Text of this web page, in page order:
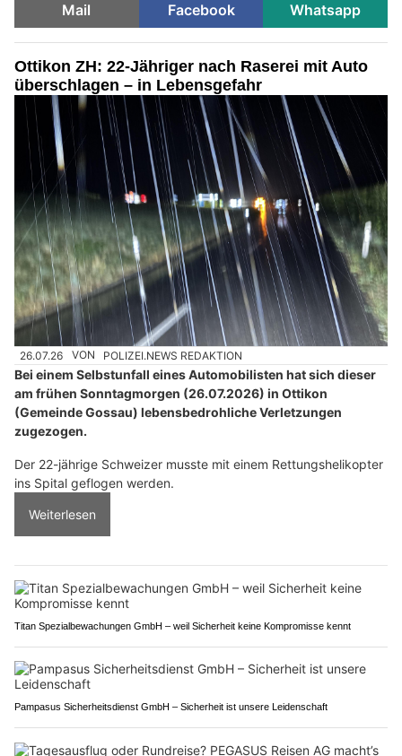
Mail
Facebook Whatsapp
Ottikon ZH: 22-Jähriger nach Raserei mit Auto
überschlagen – in Lebensgefahr
26.07.26 VON POLIZEI.NEWS REDAKTION
Bei einem Selbstunfall eines Automobilisten hat sich dieser
am frühen Sonntagmorgen (26.07.2026) in Ottikon
(Gemeinde Gossau) lebensbedrohliche Verletzungen
zugezogen.
Der 22-jährige Schweizer musste mit einem Rettungshelikopter
ins Spital geflogen werden.
Weiterlesen
Titan Spezialbewachungen GmbH – weil Sicherheit keine Kompromisse kennt
Pampasus Sicherheitsdienst GmbH – Sicherheit ist unsere Leidenschaft